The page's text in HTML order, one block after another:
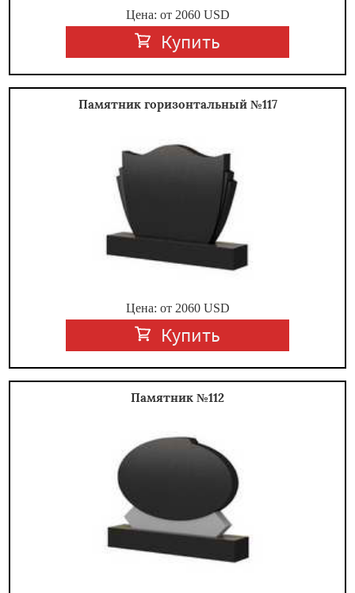
Цена: от 2060USD
Купить
Памятник горизонтальный №117
Цена: от 2060USD
Купить
Памятник №112